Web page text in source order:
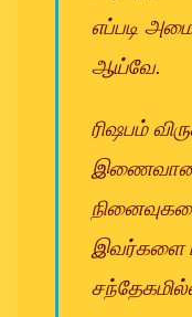
எப்படி
ஆய்வே.
ரிஷபம்
இவர்களை